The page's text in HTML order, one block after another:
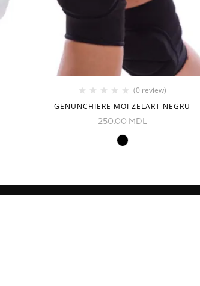
(0 review)
GENUNCHIERE MOI ZELART NEGRU
250.00 MDL